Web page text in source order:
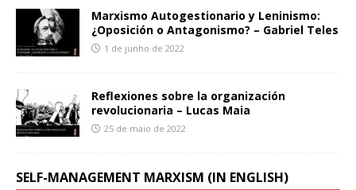
Marxismo Autogestionario y Leninismo:
¿Oposición o Antagonismo? – Gabriel Teles
1 de junho de 2022
Reflexiones sobre la organización
revolucionaria – Lucas Maia
25 de maio de 2022
SELF-MANAGEMENT MARXISM (IN ENGLISH)